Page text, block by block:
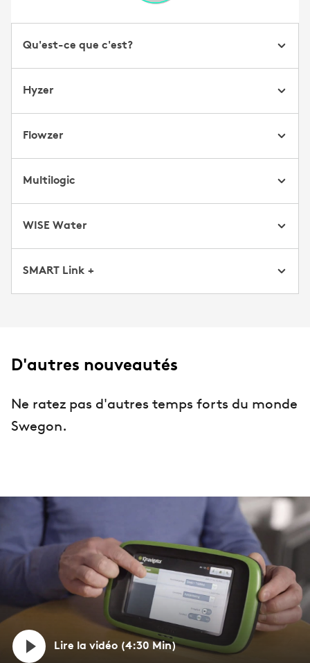
Qu'est-ce que c'est?
Hyzer
Flowzer
Multilogic
WISE Water
SMART Link +
D'autres nouveautés
Ne ratez pas d'autres temps forts du monde
Swegon.
Lire la vidéo (4:30 Min)